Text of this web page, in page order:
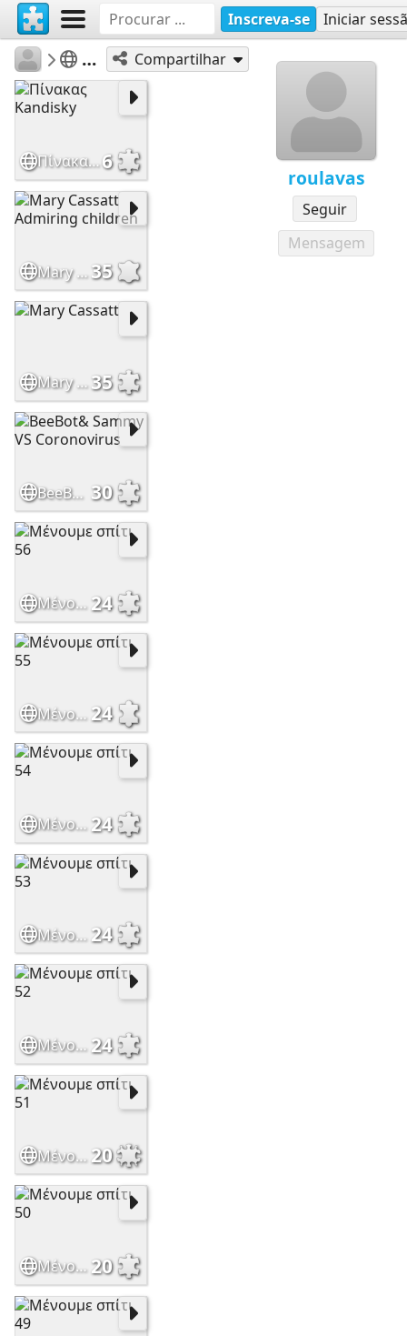
Inscreva-se Iniciar
roulavas
Seguir
Mensagem
roulavas
Το Κρυφό Σχολιό
Compartilhar
Πίνακας Kandisky6
Mary Cassatt Admiring children35
Mary Cassatt35
BeeBot& Sammy VS Coronovirus 30
Μένουμε σπίτι 56 24
Μένουμε σπίτι 55 24
Μένουμε σπίτι 54 24
Μένουμε σπίτι 53 24
Μένουμε σπίτι 52 24
Μένουμε σπίτι 51 20
Μένουμε σπίτι 50 20